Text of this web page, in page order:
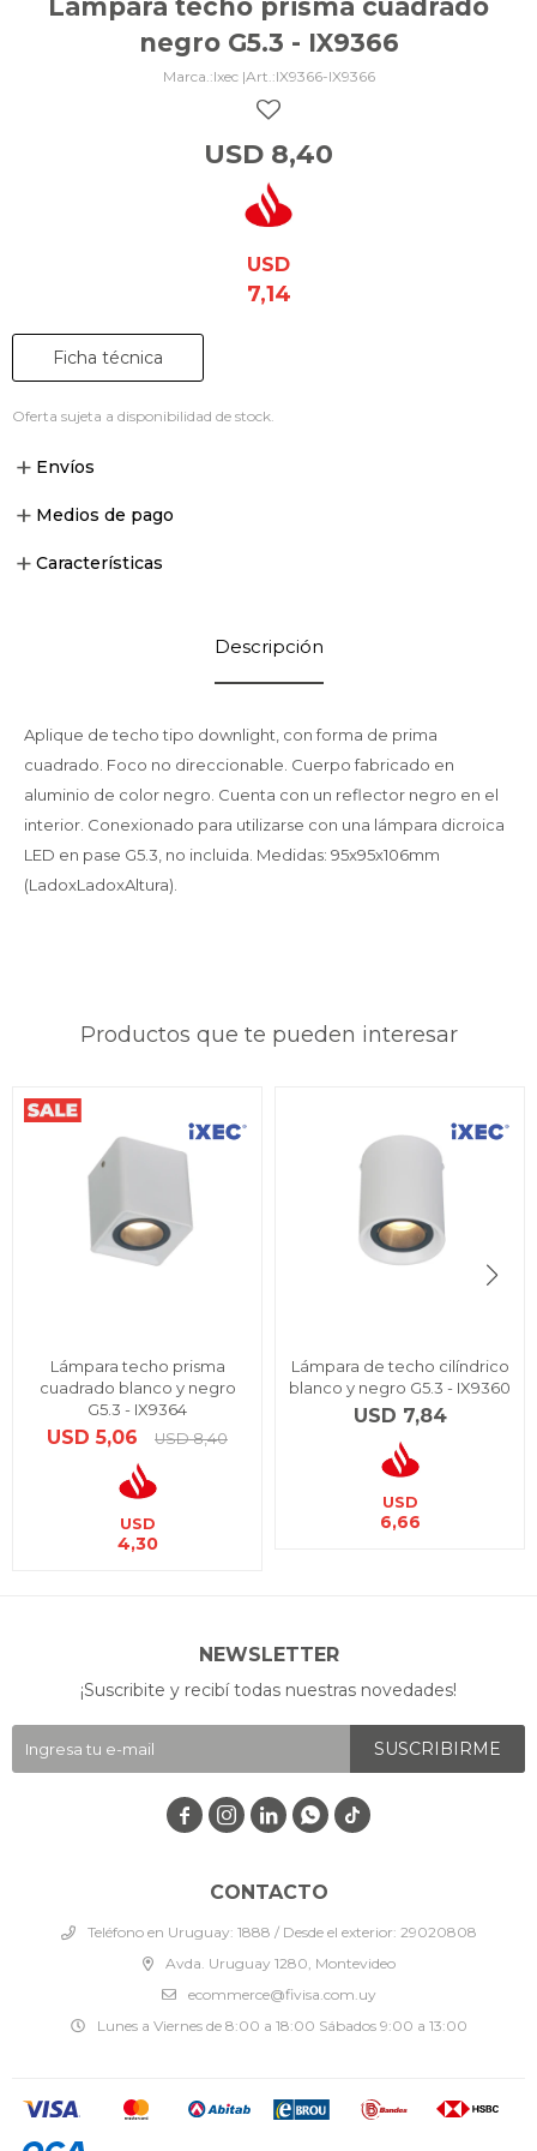
Lámpara techo prisma cuadrado
negro G5.3 - IX9366
Ixec | IX9366-IX9366
USD 8,40
USD
7,14
Ficha técnica
Oferta sujeta a disponibilidad de stock.
Envíos
Medios de pago
Características
Descripción
Aplique de techo tipo downlight, con forma de prima
cuadrado. Foco no direccionable. Cuerpo fabricado en
aluminio de color negro. Cuenta con un reflector negro en el
interior. Conexionado para utilizarse con una lámpara dicroica
LED en pase G5.3, no incluida. Medidas: 95x95x106mm
(LadoxLadoxAltura).
Productos que te pueden interesar
Lámpara techo prisma
cuadrado blanco y negro
G5.3 - IX9364
USD 5,06 USD 8,40
USD
4,30
Lámpara de techo cilíndrico
blanco y negro G5.3 - IX9360
USD 7,84
USD
6,66
CONTACTO
Teléfono en Uruguay: 1888 / Desde el exterior: 29020808
Avda. Uruguay 1280, Montevideo
ecommerce@fivisa.com.uy
Lunes a Viernes de 8:00 a 18:00 Sábados 9:00 a 13:00
NEWSLETTER
¡Suscribite y recibí todas nuestras novedades!
SUSCRIBIRME
   